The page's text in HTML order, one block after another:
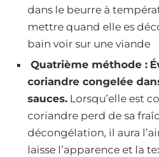
dans le beurre à
mettre quand elle es
bain voir sur une viande
Quatrième méthode :
coriandre congelée
sauces. Lorsqu’elle est
coriandre perd de sa
décongélation, il aura
laisse l’apparence et la